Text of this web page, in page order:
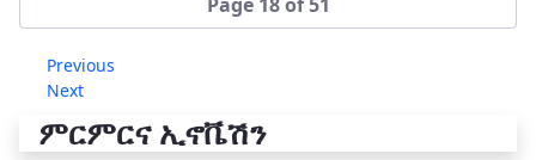
Previous
Next
ምርምርና ኢኖቬሽን